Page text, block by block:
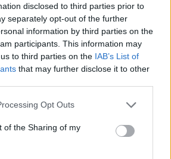
disclosed to third parties prior to
separately opt-out of the further
information by third parties on the
participants. This information may
to third parties on the IAB’s List of
that may further disclose it to other
app uses one or more Google
or usage behaviour. You may click to
to Google and its third-party tags to
specified purposes in below Google
Opt Outs
of the Sharing of my